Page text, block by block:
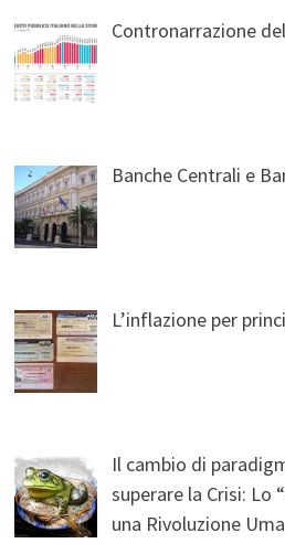
Contronarrazione
Banche Centrali e
L’inflazione per
Il cambio di
superare la Crisi: Lo
una Rivoluzione